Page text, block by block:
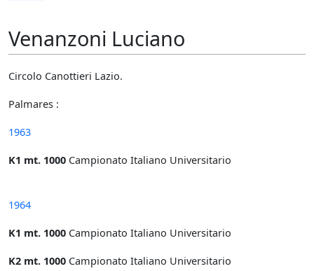
Venanzoni Luciano
Circolo Canottieri Lazio.
Palmares :
1963
K1 mt. 1000 Campionato Italiano Universitario
1964
K1 mt. 1000 Campionato Italiano Universitario
K2 mt. 1000 Campionato Italiano Universitario